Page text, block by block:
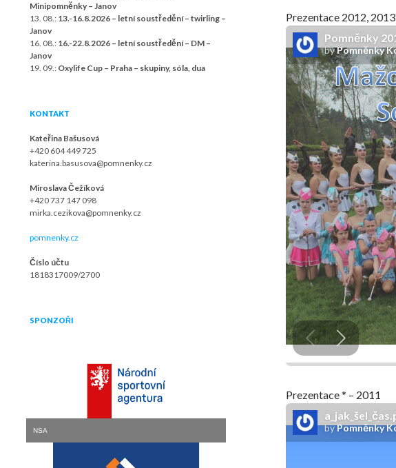
Prezentace 2012, 2013
Prezentace * – 2011
Minipomněnky – Janov
13. 08.: 13.-16.8.2026 – letní soustředění – twirling –
Janov
16. 08.: 16.-22.8.2026 – letní soustředění – DM –
Janov
19. 09.: Oxylife Cup – Praha – skupiny, sóla, dua
KONTAKT
Kateřina Bašusová
+420 604 449 725
katerina.basusova@pomnenky.cz
Miroslava Čežíková
+420 737 147 098
mirka.cezikova@pomnenky.cz
pomnenky.cz
Číslo účtu
1818317009/2700
SPONZOŘI
NSA